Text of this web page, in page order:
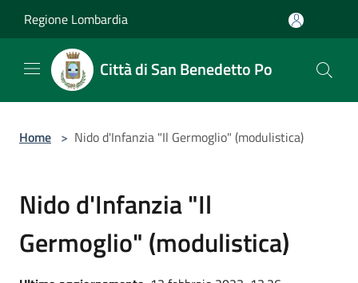
Regione Lombardia
Città di San Benedetto Po
Home > Nido d'Infanzia "Il Germoglio" (modulistica)
Nido d'Infanzia "Il
Germoglio" (modulistica)